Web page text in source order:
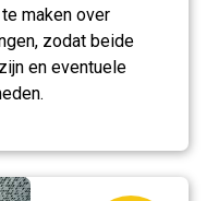
maken over
zodat beide
en eventuele